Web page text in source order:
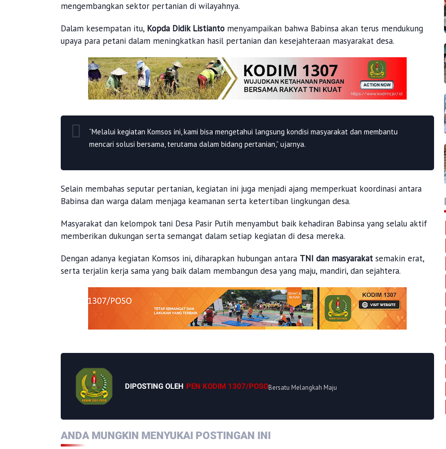
mengembangkan sektor pertanian di wilayahnya.
Dalam kesempatan itu, Kopda Didik Listianto menyampaikan bahwa Babinsa akan terus mendukung
upaya para petani dalam meningkatkan hasil pertanian dan kesejahteraan masyarakat desa.
“Melalui kegiatan Komsos ini, kami bisa mengetahui langsung kondisi masyarakat dan membantu
mencari solusi bersama, terutama dalam bidang pertanian,” ujarnya.
Selain membahas seputar pertanian, kegiatan ini juga menjadi ajang memperkuat koordinasi antara
Babinsa dan warga dalam menjaga keamanan serta ketertiban lingkungan desa.
Masyarakat dan kelompok tani Desa Pasir Putih menyambut baik kehadiran Babinsa yang selalu aktif
memberikan dukungan serta semangat dalam setiap kegiatan di desa mereka.
Dengan adanya kegiatan Komsos ini, diharapkan hubungan antara TNI dan masyarakat semakin erat,
serta terjalin kerja sama yang baik dalam membangun desa yang maju, mandiri, dan sejahtera.
DIPOSTING OLEH PEN KODIM 1307/POSOBersatu Melangkah Maju
ANDA MUNGKIN MENYUKAI POSTINGAN INI